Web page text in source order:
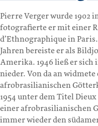
Pierre Verger wurde 1902
fotografierte er mit einer
d’Ethnographique in
Jahren bereiste er als
Amerika. 1946 ließ er sich
nieder. Von da an
afrobrasilianischen
1954 unter dem Titel
einer afrobrasilianischen
immer wieder den